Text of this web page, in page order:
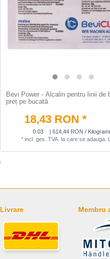
Bevi Power - Аlcalin pentru linii de
preț pe bucată
18,43 RON *
0.03
| 614,44 RON /
* incl. ges. TVA. la care se adauga.
Livrare Membru